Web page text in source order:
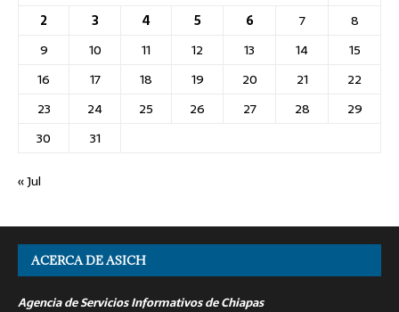
2
3 4 5 6 7
8
9
10 11 12 13 14
15
16
17 18 19 20 21
22
23
24 25 26 27 28
29
30
31
« Jul
ACERCA DE ASICH
Agencia de Servicios Informativos de Chiapas